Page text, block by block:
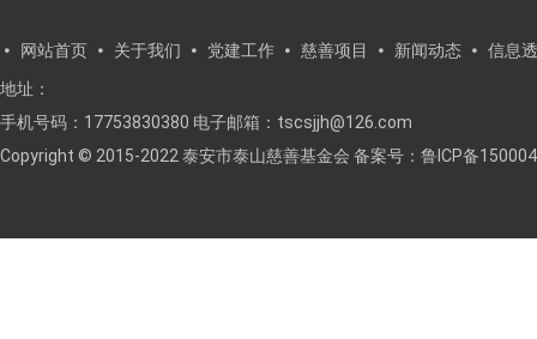
网站首页 关于我们 党建工作 慈善项目 新闻动态
信息
地址：
手机号码：17753830380 电子邮箱：tscsjjh@126.com
Copyright © 2015-2022 泰安市泰山慈善基金会 备案号： 鲁ICP备